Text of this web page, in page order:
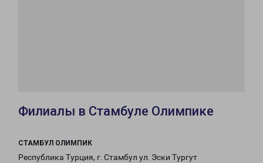
Филиалы в Стамбуле Олимпике
СТАМБУЛ ОЛИМПИК
Республика Турция, г. Стамбул ул. Эски Тургут